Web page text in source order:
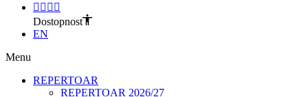
Dostopnost
EN
Menu
REPERTOAR
REPERTOAR 2026/27